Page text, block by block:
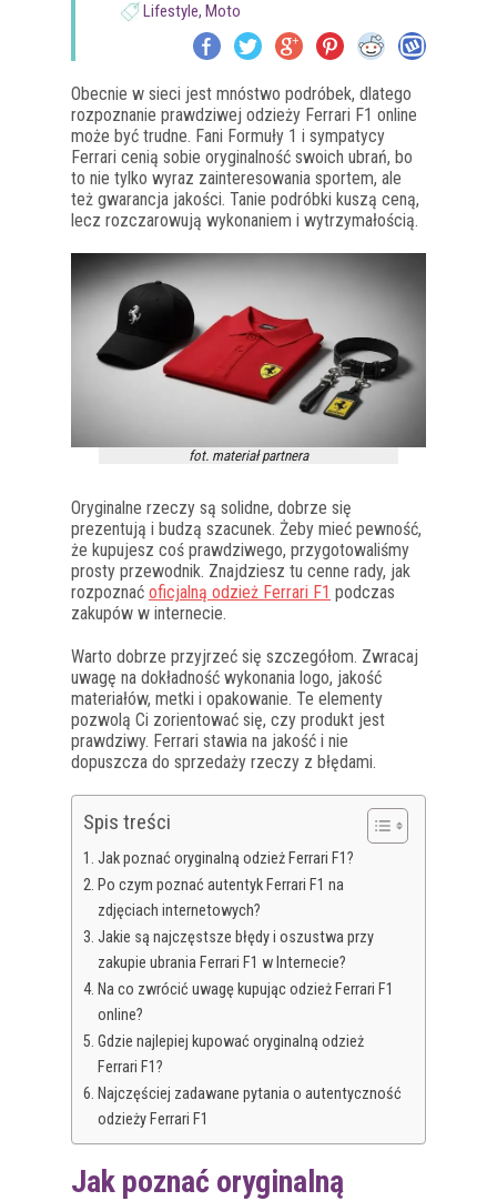
Lifestyle, Moto
Obecnie w sieci jest mnóstwo podróbek, dlatego
rozpoznanie prawdziwej odzieży Ferrari F1 online
może być trudne. Fani Formuły 1 i sympatycy
Ferrari cenią sobie oryginalność swoich ubrań, bo
to nie tylko wyraz zainteresowania sportem, ale
też gwarancja jakości. Tanie podróbki kuszą ceną,
lecz rozczarowują wykonaniem i wytrzymałością.
fot. materiał partnera
Oryginalne rzeczy są solidne, dobrze się
prezentują i budzą szacunek. Żeby mieć pewność,
że kupujesz coś prawdziwego, przygotowaliśmy
prosty przewodnik. Znajdziesz tu cenne rady, jak
rozpoznać oficjalną odzież Ferrari F1 podczas
zakupów w internecie.
Warto dobrze przyjrzeć się szczegółom. Zwracaj
uwagę na dokładność wykonania logo, jakość
materiałów, metki i opakowanie. Te elementy
pozwolą Ci zorientować się, czy produkt jest
prawdziwy. Ferrari stawia na jakość i nie
dopuszcza do sprzedaży rzeczy z błędami.
Spis treści
Jak poznać oryginalną odzież Ferrari F1?
Po czym poznać autentyk Ferrari F1 na
zdjęciach internetowych?
Jakie są najczęstsze błędy i oszustwa przy
zakupie ubrania Ferrari F1 w Internecie?
Na co zwrócić uwagę kupując odzież Ferrari F1
online?
Gdzie najlepiej kupować oryginalną odzież
Ferrari F1?
Najczęściej zadawane pytania o autentyczność
odzieży Ferrari F1
Jak poznać oryginalną